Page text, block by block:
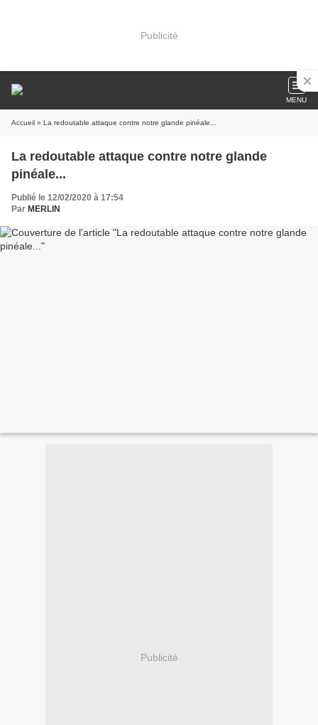
Publicité
MENU
Accueil » La redoutable attaque contre notre glande pinéale...
La redoutable attaque contre notre glande
pinéale...
Publié le 12/02/2020 à 17:54
Par MERLIN
Publicité